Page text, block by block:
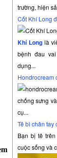
trường, hiện
Cốt Khí Long
Khí Longlà
bệnh đau
dụng...
Hondrocream
chống sưng
cụ...
Tê bì chân tay
Bạn bị tê
cuộc sống và